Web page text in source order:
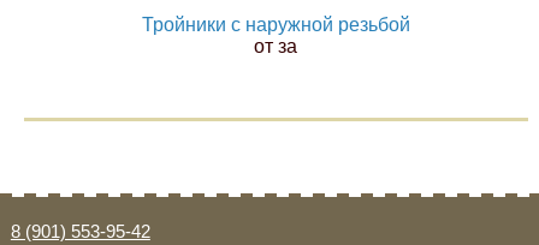
Тройники с наружной резьбой
от за
8 (901) 553-95-42